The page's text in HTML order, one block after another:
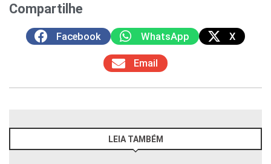
Compartilhe
Facebook WhatsApp X
Email
LEIA TAMBÉM